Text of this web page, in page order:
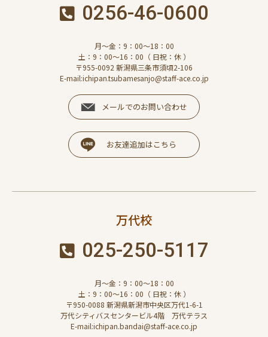
0256-46-0600
月～金：9：00～18：00
土：9：00～16：00（ 日祝：休 ）
〒955-0092 新潟県三条市須頃2-106
E-mail:ichipan.tsubamesanjo@staff-ace.co.jp
メールでのお問い合わせ
お友達追加はこちら
万代校
025-250-5117
月～金：9：00～18：00
土：9：00～16：00（ 日祝：休 ）
〒950-0088 新潟県新潟市中央区万代1-6-1
万代シティバスセンタービル4階 万代テラス
E-mail:ichipan.bandai@staff-ace.co.jp